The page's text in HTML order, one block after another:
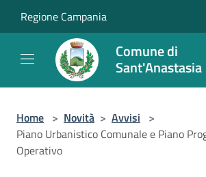
Regione Campania
Comune di
Sant'Anastasia
Home > Novità > Avvisi >
Piano Urbanistico Comunale e Piano
Operativo